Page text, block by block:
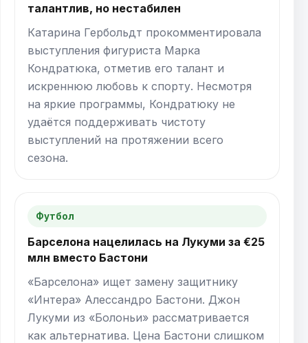
талантлив, но нестабилен
Катарина Гербольдт прокомментировала
выступления фигуриста Марка
Кондратюка, отметив его талант и
искреннюю любовь к спорту. Несмотря
на яркие программы, Кондратюку не
удаётся поддерживать чистоту
выступлений на протяжении всего
сезона.
Футбол
Барселона нацелилась на Лукуми за €25
млн вместо Бастони
«Барселона» ищет замену защитнику
«Интера» Алессандро Бастони. Джон
Лукуми из «Болоньи» рассматривается
как альтернатива. Цена Бастони слишком